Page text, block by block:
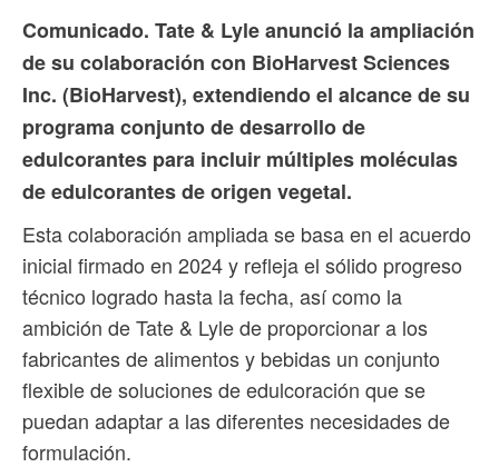
Comunicado. Tate & Lyle anunció la ampliación
de su colaboración con BioHarvest Sciences
Inc. (BioHarvest), extendiendo el alcance de su
programa conjunto de desarrollo de
edulcorantes para incluir múltiples moléculas
de edulcorantes de origen vegetal.
Esta colaboración ampliada se basa en el acuerdo
inicial firmado en 2024 y refleja el sólido progreso
técnico logrado hasta la fecha, así como la
ambición de Tate & Lyle de proporcionar a los
fabricantes de alimentos y bebidas un conjunto
flexible de soluciones de edulcoración que se
puedan adaptar a las diferentes necesidades de
formulación.